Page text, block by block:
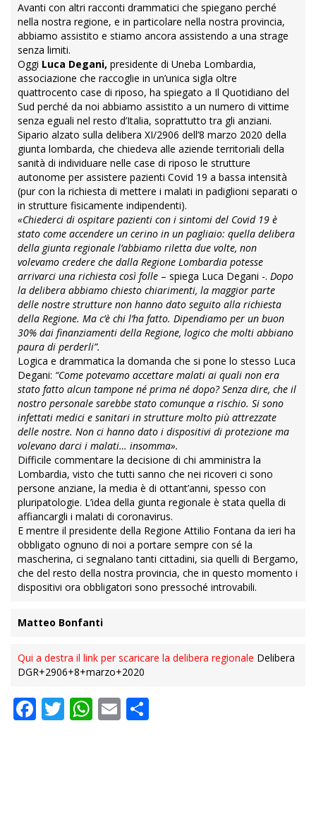
Avanti con altri racconti drammatici che spiegano perché
nella nostra regione, e in particolare nella nostra provincia,
abbiamo assistito e stiamo ancora assistendo a una strage
senza limiti.
Oggi Luca Degani, presidente di Uneba Lombardia,
associazione che raccoglie in un’unica sigla oltre
quattrocento case di riposo, ha spiegato a Il Quotidiano del
Sud perché da noi abbiamo assistito a un numero di vittime
senza eguali nel resto d’Italia, soprattutto tra gli anziani.
Sipario alzato sulla delibera XI/2906 dell’8 marzo 2020 della
giunta lombarda, che chiedeva alle aziende territoriali della
sanità di individuare nelle case di riposo le strutture
autonome per assistere pazienti Covid 19 a bassa intensità
(pur con la richiesta di mettere i malati in padiglioni separati o
in strutture fisicamente indipendenti).
«Chiederci di ospitare pazienti con i sintomi del Covid 19 è
stato come accendere un cerino in un pagliaio: quella delibera
della giunta regionale l’abbiamo riletta due volte, non
volevamo credere che dalla Regione Lombardia potesse
arrivarci una richiesta così folle – spiega Luca Degani -. Dopo
la delibera abbiamo chiesto chiarimenti, la maggior parte
delle nostre strutture non hanno dato seguito alla richiesta
della Regione. Ma c’è chi l’ha fatto. Dipendiamo per un buon
30% dai finanziamenti della Regione, logico che molti abbiano
paura di perderli”.
Logica e drammatica la domanda che si pone lo stesso Luca
Degani: “Come potevamo accettare malati ai quali non era
stato fatto alcun tampone né prima né dopo? Senza dire, che il
nostro personale sarebbe stato comunque a rischio. Si sono
infettati medici e sanitari in strutture molto più attrezzate
delle nostre. Non ci hanno dato i dispositivi di protezione ma
volevano darci i malati… insomma».
Difficile commentare la decisione di chi amministra la
Lombardia, visto che tutti sanno che nei ricoveri ci sono
persone anziane, la media è di ottant’anni, spesso con
pluripatologie. L’idea della giunta regionale è stata quella di
affiancargli i malati di coronavirus.
E mentre il presidente della Regione Attilio Fontana da ieri ha
obbligato ognuno di noi a portare sempre con sé la
mascherina, ci segnalano tanti cittadini, sia quelli di Bergamo,
che del resto della nostra provincia, che in questo momento i
dispositivi ora obbligatori sono pressoché introvabili.
Matteo Bonfanti
Qui a destra il link per scaricare la delibera regionale Delibera
DGR+2906+8+marzo+2020
Facebook
Twitter
WhatsApp
Email